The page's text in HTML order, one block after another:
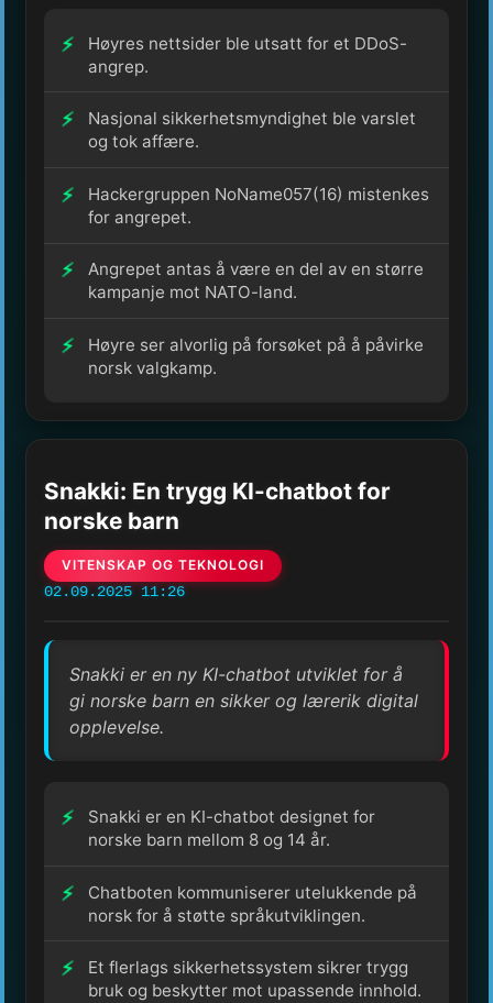
Høyres nettsider ble utsatt for et DDoS-
angrep.
Nasjonal sikkerhetsmyndighet ble varslet
og tok affære.
Hackergruppen NoName057(16) mistenkes
for angrepet.
Angrepet antas å være en del av en større
kampanje mot NATO-land.
Høyre ser alvorlig på forsøket på å påvirke
norsk valgkamp.
Snakki: En trygg KI-chatbot for
norske barn
VITENSKAP OG TEKNOLOGI
02.09.2025 11:26
Snakki er en ny KI-chatbot utviklet for å
gi norske barn en sikker og lærerik digital
opplevelse.
Snakki er en KI-chatbot designet for
norske barn mellom 8 og 14 år.
Chatboten kommuniserer utelukkende på
norsk for å støtte språkutviklingen.
Et flerlags sikkerhetssystem sikrer trygg
bruk og beskytter mot upassende innhold.